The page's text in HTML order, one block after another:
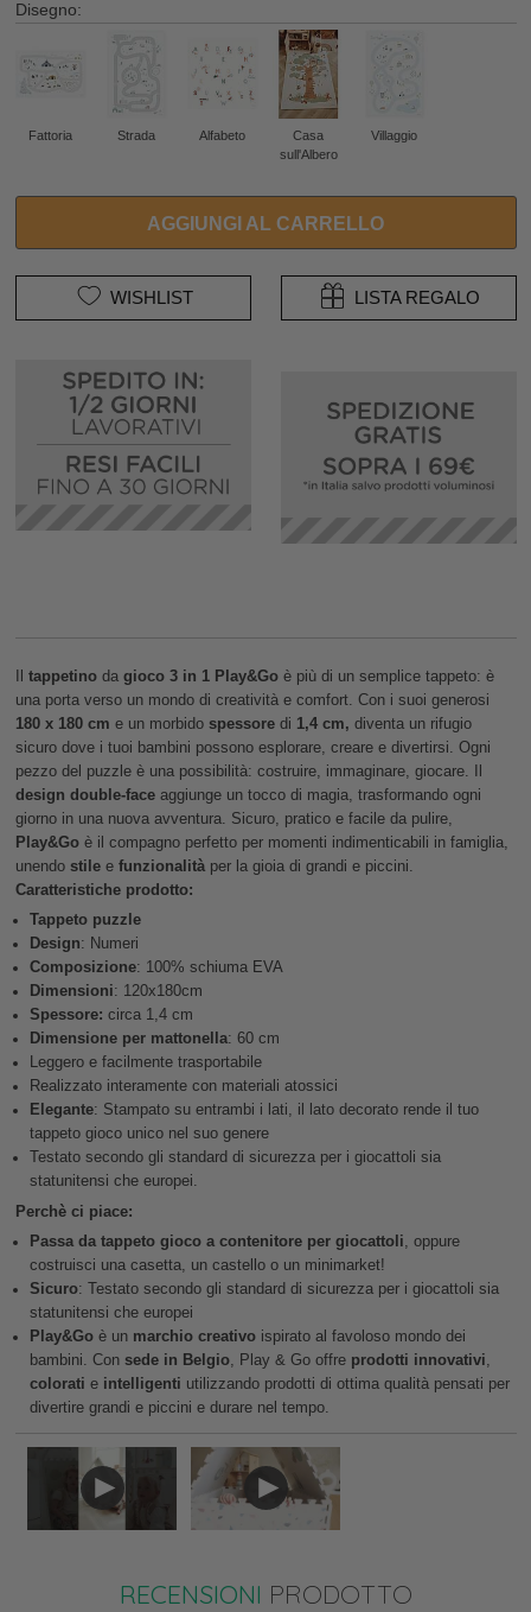
Disegno:
Fattoria Strada Alfabeto
Casa
sull'Albero
Villaggio
AGGIUNGI AL CARRELLO
WISHLIST LISTA REGALO
tappetinoda gioco 3 in 1 Play&Goè più di un semplice tappeto: è
una porta verso un mondo di creatività e comfort. Con i suoi generosi
180 x 180 cm e un morbido spessoredi 1,4 cm, diventa un rifugio
sicuro dove i tuoi bambini possono esplorare, creare e divertirsi. Ogni
pezzo del puzzle è una possibilità: costruire, immaginare, giocare. Il
design double-faceaggiunge un tocco di magia, trasformando ogni
giorno in una nuova avventura. Sicuro, pratico e facile da pulire,
Play&Goè il compagno perfetto per momenti indimenticabili in famiglia,
unendo stilee funzionalitàper la gioia di grandi e piccini.
Caratteristiche prodotto:
Tappeto puzzle
Design: Numeri
Composizione: 100% schiuma EVA
Dimensioni: 120x180cm
Spessore: circa 1,4 cm
Dimensione per mattonella: 60 cm
Leggero e facilmente trasportabile
Realizzato interamente con materiali atossici
Elegante: Stampato su entrambi i lati, il lato decorato rende il tuo
tappeto gioco unico nel suo genere
Testato secondo gli standard di sicurezza per i giocattoli sia
statunitensi che europei.
Perchè ci piace:
Passa da tappeto gioco a contenitore per giocattoli, oppure
costruisci una casetta, un castello o un minimarket!
Sicuro: Testato secondo gli standard di sicurezza per i giocattoli sia
statunitensi che europei
Play&Goè un marchio creativoispirato al favoloso mondo dei
bambini. Con sede in Belgio, Play & Go offre prodotti innovativi,
colorati e intelligenti utilizzando prodotti di ottima qualità pensati per
divertire grandi e piccini e durare nel tempo.
RECENSIONI PRODOTTO